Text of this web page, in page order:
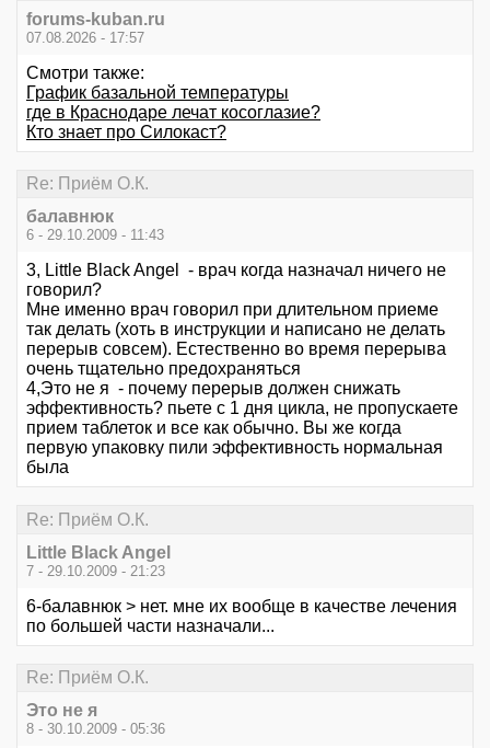
forums-kuban.ru
07.08.2026 - 17:57
Смотри также:
График базальной температуры
где в Краснодаре лечат косоглазие?
Кто знает про Силокаст?
Re: Приём О.К.
балавнюк
6 - 29.10.2009 - 11:43
3, Little Black Angel - врач когда назначал ничего не
говорил?
Мне именно врач говорил при длительном приеме
так делать (хоть в инструкции и написано не делать
перерыв совсем). Естественно во время перерыва
очень тщательно предохраняться
4,Это не я - почему перерыв должен снижать
эффективность? пьете с 1 дня цикла, не пропускаете
прием таблеток и все как обычно. Вы же когда
первую упаковку пили эффективность нормальная
была
Re: Приём О.К.
Little Black Angel
7 - 29.10.2009 - 21:23
6-балавнюк > нет. мне их вообще в качестве лечения
по большей части назначали...
Re: Приём О.К.
Это не я
8 - 30.10.2009 - 05:36